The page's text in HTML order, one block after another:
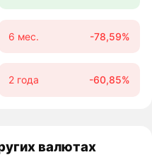
6 мес. -78,59%
2 года -60,85%
валютах